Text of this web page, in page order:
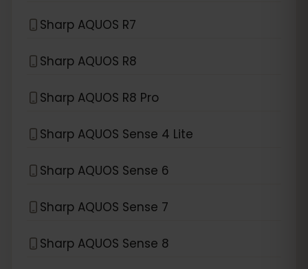
Sharp AQUOS R7
Sharp AQUOS R8
Sharp AQUOS R8 Pro
Sharp AQUOS Sense 4 Lite
Sharp AQUOS Sense 6
Sharp AQUOS Sense 7
Sharp AQUOS Sense 8